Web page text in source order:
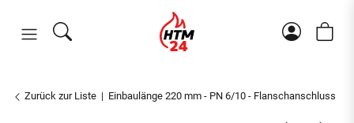
Zurück zur Liste Einbaulänge 220 mm - PN 6/10 - Flanschanschluss